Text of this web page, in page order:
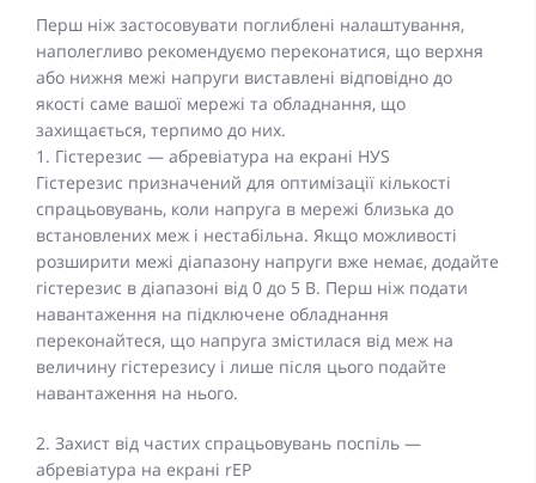
Перш ніж застосовувати поглиблені налаштування,
наполегливо рекомендуємо переконатися, що верхня
або нижня межі напруги виставлені відповідно до
якості саме вашої мережі та обладнання, що
захищається, терпимо до них.
1. Гістерезис — абревіатура на екрані HУS
Гістерезис призначений для оптимізації кількості
спрацьовувань, коли напруга в мережі близька до
встановлених меж і нестабільна. Якщо можливості
розширити межі діапазону напруги вже немає, додайте
гістерезис в діапазоні від 0 до 5 В. Перш ніж подати
навантаження на підключене обладнання
переконайтеся, що напруга змістилася від меж на
величину гістерезису і лише після цього подайте
навантаження на нього.
2. Захист від частих спрацьовувань поспіль —
абревіатура на екрані rEP